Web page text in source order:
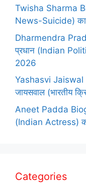
Twisha Sharma
News-Suicide)
Dharmendra
प्रधान (Indian
2026
Yashasvi Jaiswal
जायसवाल (भारतीय
Aneet Padda
(Indian Actress)
Categories